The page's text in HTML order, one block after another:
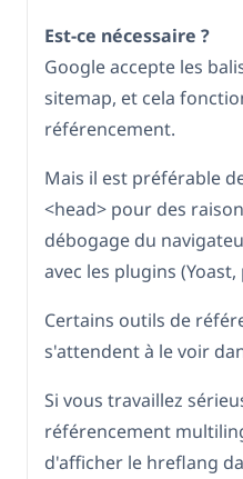
Est-ce nécessaire ?
Google accepte les
sitemap, et cela
référencement.
Mais il est préférable
<head> pour des
débogage du
avec les plugins
Certains outils de
s'attendent à le voir
Si vous travaillez
référencement
d'afficher le hreflang